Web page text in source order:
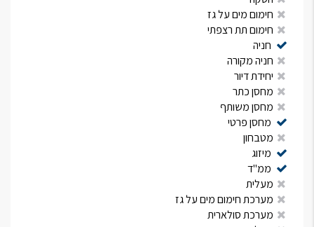
חימום מים על גז
חימום תת רצפתי
חניה
חניה מקורה
יחידת דיור
מחסן כתר
מחסן משותף
מחסן פרטי
מטבחון
מיזוג
ממ"ד
מעלית
מערכת חימום מים על גז
מערכת סולארית